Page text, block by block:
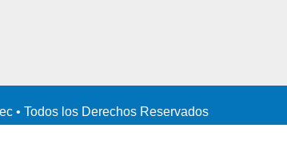
• Todos los Derechos Reservados